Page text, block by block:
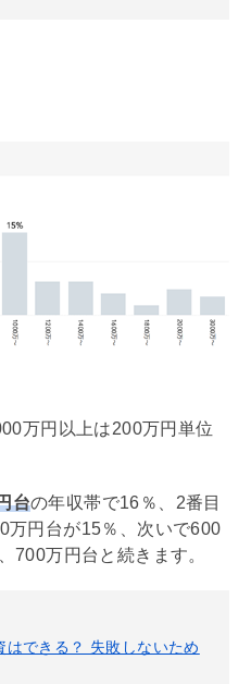
万円以上は200万円単位
台の年収帯で16％、2番目
万円台が15％、次いで600
700万円台と続きます。
できる？ 失敗しないため